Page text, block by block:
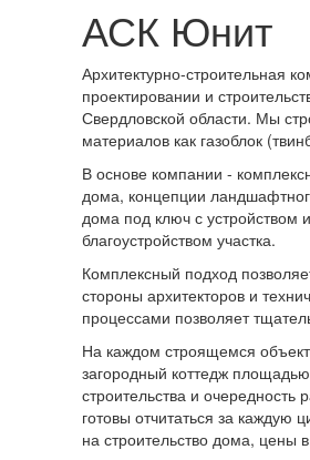
АСК Юнит
Архитектурно-строительная
проектировании и
Свердловской области. Мы
материалов как газоблок
В основе компании -
дома, концепции
дома под ключ с устройством
благоустройством участка.
Комплексный подход
стороны архитекторов и
процессами позволяет
На каждом строящемся
загородный коттедж
строительства и
готовы отчитаться за каждую
на строительство дома, цены